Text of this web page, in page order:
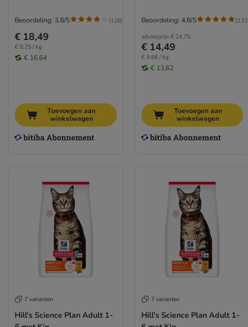
€ 18,49
€ 9,25 / kg
€ 16,64
Beoordeling: 3.8/5 (126)
Toevoegen aan
winkelwagen
adviesprijs € 24,75
€ 14,49
€ 9,66 / kg
€ 13,62
Beoordeling: 4.8/5 (132
Toevoegen aan
winkelwagen
7 varianten
Hill's Science Plan Adult 1-
7 varianten
Hill's Science Plan Adult 1-